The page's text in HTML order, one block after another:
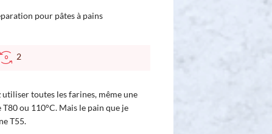
pour pâtes à pains
2
toutes les farines, même une
ou 110°C. Mais le pain que je
T55.